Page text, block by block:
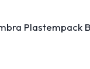
Plastempack